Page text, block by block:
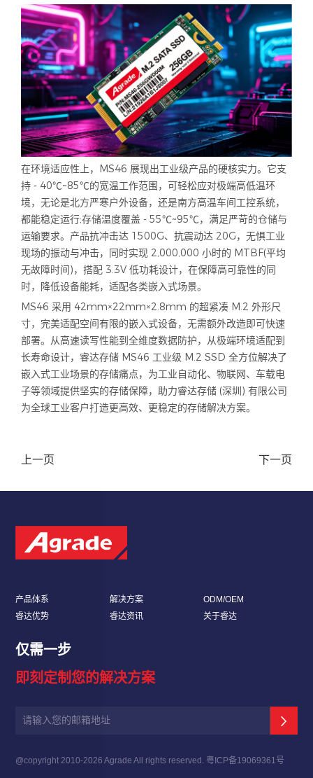
在环境适应性上，MS46 展现出工业级产品的硬核实力。它支
持 - 40℃~85℃的宽温工作范围，可轻松应对极端高低温环
境，无论是北方严寒户外设备，还是南方高温车间工控系统，
都能稳定运行;存储温度覆盖 - 55℃~95℃，满足严苛的仓储与
运输要求。产品抗冲击达 1500G、抗震动达 20G，无惧工业
现场的振动与冲击，同时实现 2,000,000 小时的 MTBF(平均
无故障时间)，搭配 3.3V 低功耗设计，在保障高可靠性的同
时，降低设备能耗，适配各类嵌入式场景。
MS46 采用 42mm×22mm×2.8mm 的超紧凑 M.2 外形尺
寸，完美适配空间有限的嵌入式设备，无需额外改造即可快速
部署。从高速读写性能到全维度数据防护，从极端环境适配到
长寿命设计，睿达存储 MS46 工业级 M.2 SSD 全方位解决了
嵌入式工业场景的存储痛点，为工业自动化、物联网、车载电
子等领域提供坚实的存储保障，助力睿达存储 (深圳) 有限公司
为全球工业客户打造更高效、更稳定的存储解决方案。
上一页 下一页
产品体系 解决方案
ODM/OEM
睿达优势
睿达资讯 关于睿达
仅需一步
即刻定制您的解决方案
@copyright 2010-2026 Agrade All rights reserved. 粤ICP备19069361号